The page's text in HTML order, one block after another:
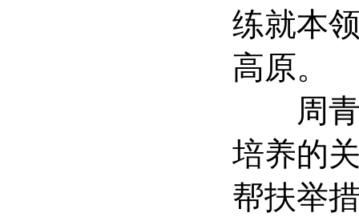
练就本
高原。
周青
培养的
帮扶举